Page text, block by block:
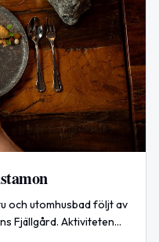
och utomhusbad följt av
Fjällgård. Aktiviteten